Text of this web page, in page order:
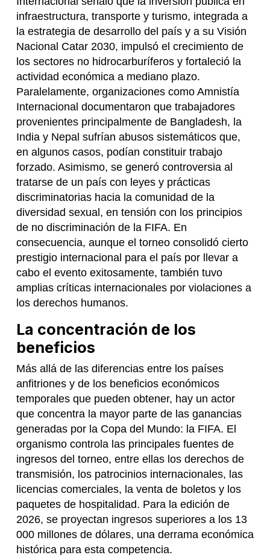
infraestructura, transporte y turismo, integrada a
la estrategia de desarrollo del país y a su Visión
Nacional Catar 2030, impulsó el crecimiento de
los sectores no hidrocarburíferos y fortaleció la
actividad económica a mediano plazo.
Paralelamente, organizaciones como Amnistía
Internacional documentaron que trabajadores
provenientes principalmente de Bangladesh, la
India y Nepal sufrían abusos sistemáticos que,
en algunos casos, podían constituir trabajo
forzado. Asimismo, se generó controversia al
tratarse de un país con leyes y prácticas
discriminatorias hacia la comunidad de la
diversidad sexual, en tensión con los principios
de no discriminación de la FIFA. En
consecuencia, aunque el torneo consolidó cierto
prestigio internacional para el país por llevar a
cabo el evento exitosamente, también tuvo
amplias críticas internacionales por violaciones a
los derechos humanos.
La concentración de los
beneficios
Más allá de las diferencias entre los países
anfitriones y de los beneficios económicos
temporales que pueden obtener, hay un actor
que concentra la mayor parte de las ganancias
generadas por la Copa del Mundo: la FIFA. El
organismo controla las principales fuentes de
ingresos del torneo, entre ellas los derechos de
transmisión, los patrocinios internacionales, las
licencias comerciales, la venta de boletos y los
paquetes de hospitalidad. Para la edición de
2026, se proyectan ingresos superiores a los 13
000 millones de dólares, una derrama económica
histórica para esta competencia.